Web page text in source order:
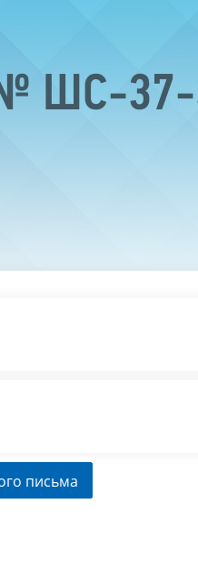
ШС-37-
письма